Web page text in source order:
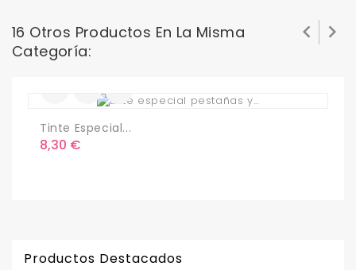
16 Otros Productos En La Misma
Categoría:
Tinte Especial...
Precio
8,30 €
 
Productos Destacados